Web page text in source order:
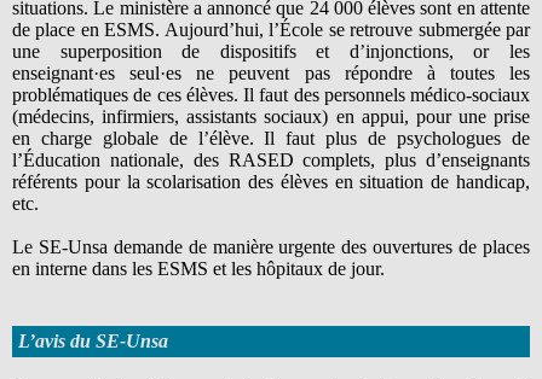
situations. Le ministère a annoncé que 24 000 élèves sont en attente
de place en ESMS. Aujourd’hui, l’École se retrouve submergée par
une superposition de dispositifs et d’injonctions, or les
enseignant·es seul·es ne peuvent pas répondre à toutes les
problématiques de ces élèves. Il faut des personnels médico-sociaux
(médecins, infirmiers, assistants sociaux) en appui, pour une prise
en charge globale de l’élève. Il faut plus de psychologues de
l’Éducation nationale, des RASED complets, plus d’enseignants
référents pour la scolarisation des élèves en situation de handicap,
etc.
Le SE-Unsa demande de manière urgente des ouvertures de places
en interne dans les ESMS et les hôpitaux de jour.
L’avis du SE-Unsa